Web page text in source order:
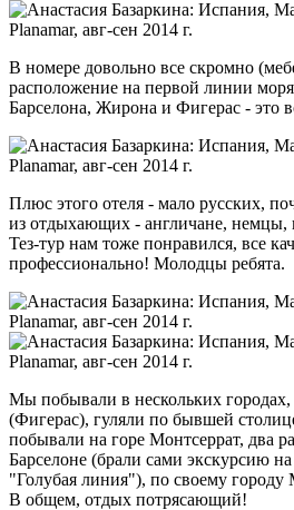
В номере довольно все скромно
расположение на первой линии
Барселона, Жирона и Фигерас - это
Плюс этого отеля - мало русских,
из отдыхающих - англичане, немцы,
Тез-тур нам тоже понравился, все
профессионально! Молодцы ребята.
Мы побывали в нескольких
(Фигерас), гуляли по бывшей
побывали на горе Монтсеррат, два
Барселоне (брали сами экскурсию
"Голубая линия"), по своему городу
В общем, отдых потрясающий!